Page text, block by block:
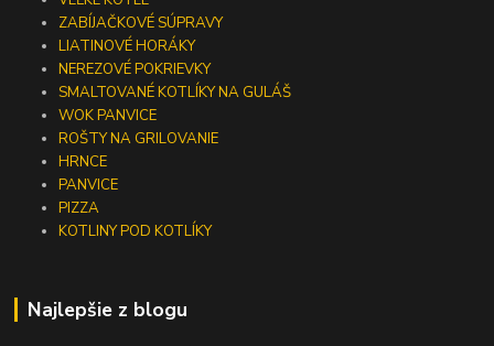
ZABÍJAČKOVÉ SÚPRAVY
LIATINOVÉ HORÁKY
NEREZOVÉ POKRIEVKY
SMALTOVANÉ KOTLÍKY NA GULÁŠ
WOK PANVICE
ROŠTY NA GRILOVANIE
HRNCE
PANVICE
PIZZA
KOTLINY POD KOTLÍKY
Najlepšie z blogu